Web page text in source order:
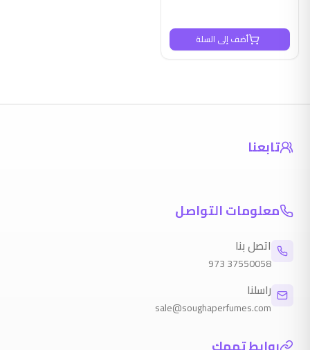
أضف إلى السلة
تابعنا
معلومات التواصل
اتصل بنا
97337550058
راسلنا
sale@soughaperfumes.com